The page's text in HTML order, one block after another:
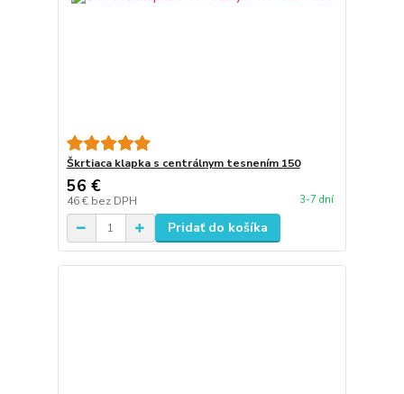
Škrtiaca klapka s centrálnym tesnením 150
56 €
46 € bez DPH 3-7 dní
Pridať do košíka